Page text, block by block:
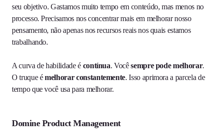
seu objetivo. Gastamos muito tempo em conteúdo, mas menos no
processo. Precisamos nos concentrar mais em melhorar nosso
pensamento, não apenas nos recursos reais nos quais estamos
trabalhando.
A curva de habilidade é contínua. Vocêsempre pode melhorar.
O truque émelhorar constantemente. Isso aprimora a parcela de
tempo que você usa para melhorar.
Domine Product Management